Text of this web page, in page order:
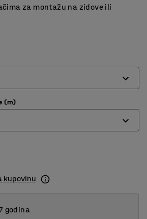
za montažu na zidove ili
(m)
kupovinu
godina